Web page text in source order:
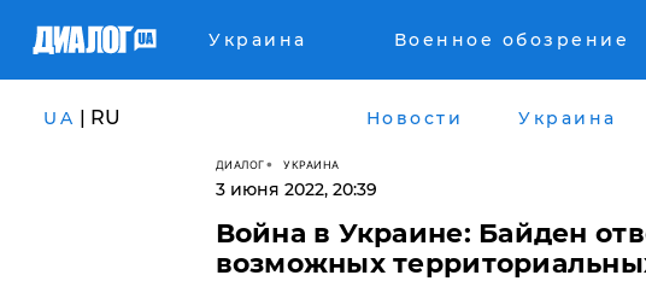
Украина Военное обозрение
UA | RU Новости Украина
ДИАЛОГ УКРАИНА
3 июня 2022, 20:39
Война в Украине: Байден
возможных